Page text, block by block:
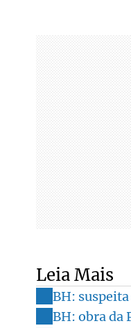
Leia Mais
BH:
BH: obra da